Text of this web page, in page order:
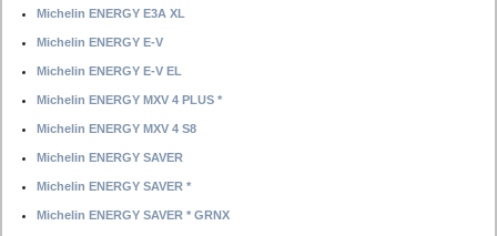
Michelin ENERGY E3A XL
Michelin ENERGY E-V
Michelin ENERGY E-V EL
Michelin ENERGY MXV 4 PLUS *
Michelin ENERGY MXV 4 S8
Michelin ENERGY SAVER
Michelin ENERGY SAVER *
Michelin ENERGY SAVER * GRNX